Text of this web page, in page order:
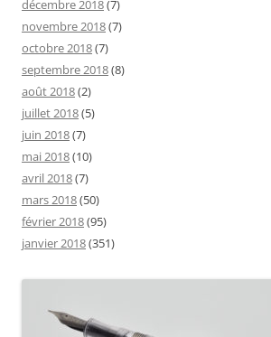
décembre 2018(7)
novembre 2018(7)
octobre 2018(7)
septembre 2018(8)
août 2018(2)
juillet 2018(5)
juin 2018(7)
mai 2018(10)
avril 2018(7)
mars 2018(50)
février 2018(95)
janvier 2018(351)